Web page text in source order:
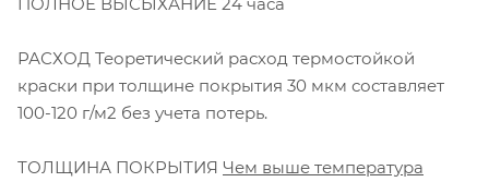
РАСХОД Теоретический расход термостойкой
краски при толщине покрытия 30 мкм составляет
100-120 г/м2 без учета потерь.
ТОЛЩИНА ПОКРЫТИЯ Чем выше температура